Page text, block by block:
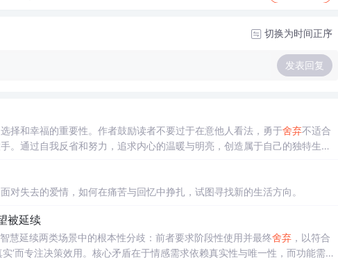
切换为时间正序
发表回复
选择和幸福的重要性。作者鼓励读者不要过于在意他人看法，勇于舍弃不适合
。通过自我反省和努力，追求内心的温暖与明亮，创造属于自己的独特生
失去的爱情，如何在痛苦与回忆中挣扎，试图寻找新的生活方向。
被延续
慧延续两类场景中的根本性分歧：前者要求阶段性使用并最终舍弃，以符合
’而专注决策效用。核心矛盾在于情感需求依赖真实性与唯一性，而功能需求